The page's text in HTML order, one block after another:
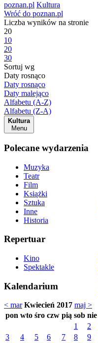
poznan.pl Kultura
Wróć do poznan.pl
Liczba wyników na stronie
20
10
20
30
Sortuj wg
Daty rosnąco
Daty rosnąco
Daty malejąco
Alfabetu (A-Z)
Alfabetu (Z-A)
Kultura
Menu
Polecane wydarzenia
Muzyka
Teatr
Film
Książki
Sztuka
Inne
Historia
Repertuar
Kino
Spektakle
Kalendarium
< mar Kwiecień 2017 maj >
pon wto śro czw pią sob nie
1
2
3
4 5 6 7 8
9